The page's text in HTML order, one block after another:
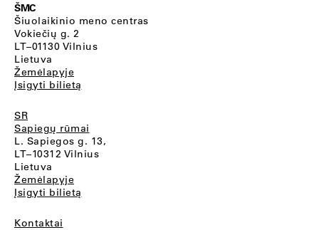
ŠMC
Šiuolaikinio meno centras
Vokiečių g. 2
LT–01130 Vilnius
Lietuva
Žemėlapyje
Įsigyti bilietą
SR
Sapiegų rūmai
L. Sapiegos g. 13,
LT–10312 Vilnius
Lietuva
Žemėlapyje
Įsigyti bilietą
Kontaktai